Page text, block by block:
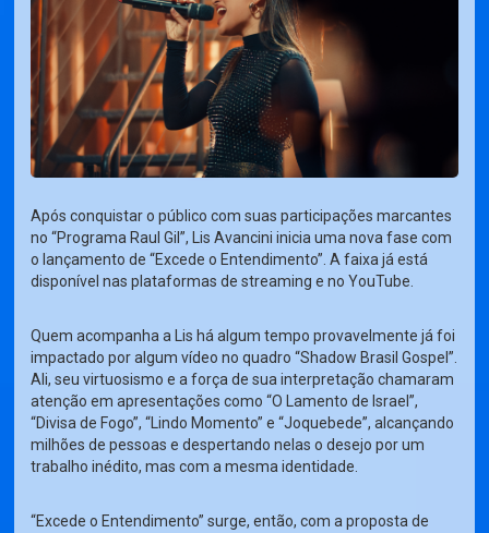
Após conquistar o público com suas participações marcantes
no “Programa Raul Gil”, Lis Avancini inicia uma nova fase com
o lançamento de “Excede o Entendimento”. A faixa já está
disponível nas plataformas de streaming e no YouTube.
Quem acompanha a Lis há algum tempo provavelmente já foi
impactado por algum vídeo no quadro “Shadow Brasil Gospel”.
Ali, seu virtuosismo e a força de sua interpretação chamaram
atenção em apresentações como “O Lamento de Israel”,
“Divisa de Fogo”, “Lindo Momento” e “Joquebede”, alcançando
milhões de pessoas e despertando nelas o desejo por um
trabalho inédito, mas com a mesma identidade.
“Excede o Entendimento” surge, então, com a proposta de